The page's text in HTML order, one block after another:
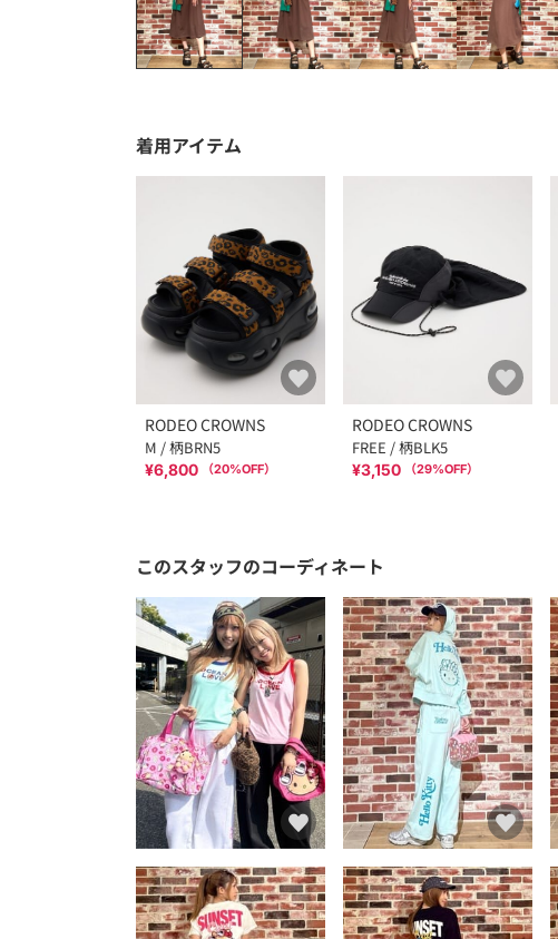
着用アイテム
RODEO CROWNS
M / 柄BRN5
¥6,800 （20%OFF）
RODEO CROWNS
FREE / 柄BLK5
¥3,150 （29%OFF）
このスタッフのコーディネート